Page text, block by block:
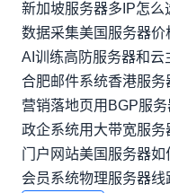
新加坡服务器多IP怎么
数据采集美国服务器
AI训练高防服务器和
合肥邮件系统香港服务
营销落地页用BGP服务
政企系统用大带宽服务
门户网站美国服务器
会员系统物理服务器